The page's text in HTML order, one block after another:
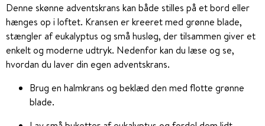
Denne skønne adventskrans kan både stilles på et bord eller
hænges op i loftet. Kransen er kreeret med grønne blade,
stængler af eukalyptus og små husløg, der tilsammen giver et
enkelt og moderne udtryk. Nedenfor kan du læse og se,
hvordan du laver din egen adventskrans.
Brug en halmkrans og beklæd den med flotte grønne
blade.